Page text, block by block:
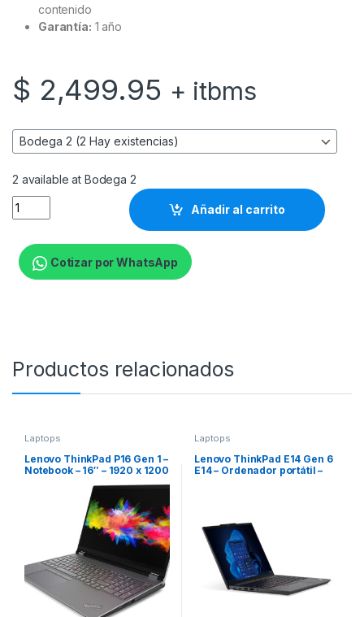
contenido
Garantía: 1 año
$ 2,499.95 + itbms
2 available at Bodega 2
HP ZBOOK POWER G11 U7-165H 32GB 1TB 16 RTX 1000 6GB
Añadir al carrito
Cotizar por WhatsApp
Productos relacionados
Laptops
Lenovo ThinkPad P16 Gen 1 –
Notebook – 16″ – 1920 x 1200
16 GB RAM – DDR5 SDRAM –
512 GB SSD – NVIDIA RTX
A2000 – Windows 11 Pro –
Spanish – 3-year warranty
Laptops
Lenovo ThinkPad E14 Gen 6
E14 – Ordenador portátil –